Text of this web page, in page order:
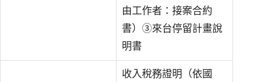
由工作者：接案合約
書）③來台停留計畫說
明書
收入稅務證明（依國